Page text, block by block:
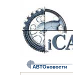
АВТОновости